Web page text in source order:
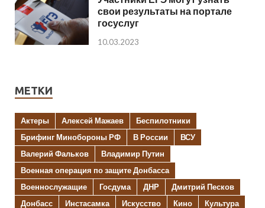
свои результаты на портале
госуслуг
10.03.2023
МЕТКИ
Актеры Алексей Мажаев
Беспилотники
Брифинг Минобороны РФ
В России
ВСУ
Валерий Фальков
Владимир Путин
Военная операция по защите Донбасса
Военнослужащие
Госдума ДНР
Дмитрий Песков
Донбасс
Инстасамка Искусство Кино
Культура